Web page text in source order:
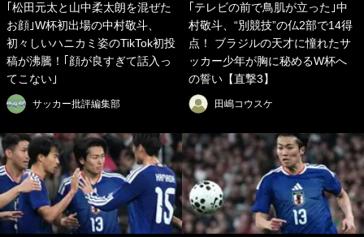
｢松田元太と山中柔太朗を混ぜた
お顔｣W杯初出場の中村敬斗、
初々しいハニカミ姿のTikTok初投
稿が沸騰！｢顔が良すぎて話入っ
てこない｣
サッカー批評編集部
｢テレビの前で鳥肌が立った｣中
村敬斗、“別競技”の仏2部で14得
点！ ブラジルの天才に憧れたサ
ッカー少年が胸に秘めるW杯へ
の誓い【直撃3】
田嶋コウスケ